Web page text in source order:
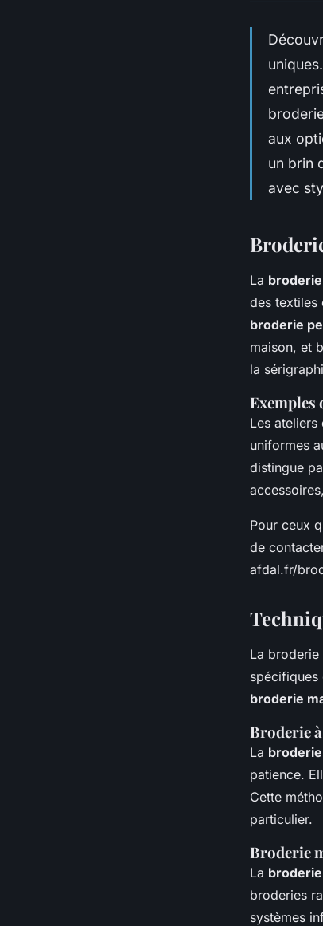
aux
un brin
avec
La
des textiles
broderie
maison, et
la
Exemples
Les
uniformes
distingue
Pour ceux
de
afdal.fr/
La
spécifiques
broderie
Broderie
La broderie
patience.
Cette
particulier.
Broderie
La
broderies
systèmes